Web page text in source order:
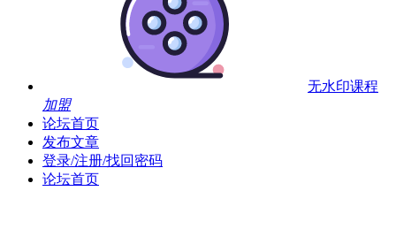
无水印课程
加盟
论坛首页
发布文章
登录/注册/找回密码
论坛首页